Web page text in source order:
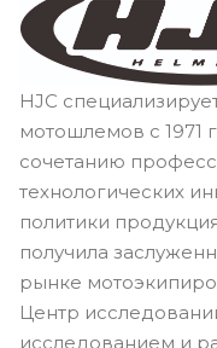
HJC
мотошлемов с 1971
сочетанию
технологических
политики
получила
рынке
Центр
исследованием и